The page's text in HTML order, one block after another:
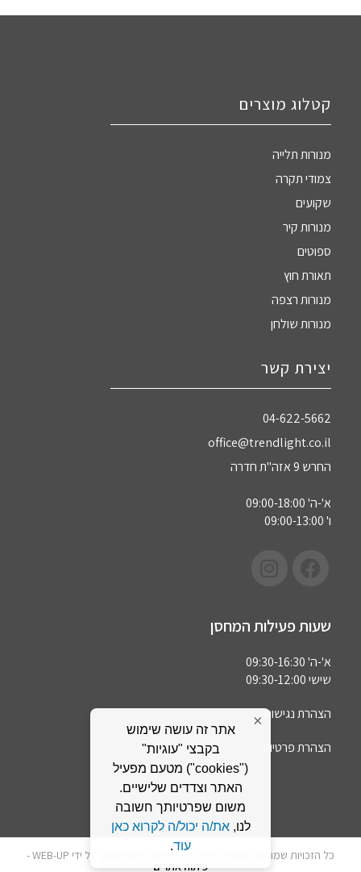
קטלוג מוצרים
מנורות תלייה
צמודי תקרה
שקועים
מנורות קיר
ספוטים
תאורת חוץ
מנורות רצפה
מנורות שולחן
יצירת קשר
04-622-5662‏
office@trendlight.co.il
החרש 9 אזה"ת חדרה
א'-ה' 09:00-18:00
ו' 09:00-13:00
שעות פעילות המחסן
א'-ה' 09:30-16:30
שישי 09:30-12:00
הצהרת נגישות
הצהרת פרטיות
כל הזכויות שמורות לחברת טרנדלייט | עיצוב ופיתוח בוצע על ידי WEB-UP -
פיתוח אתרים
×
אתר זה עושה שימוש
בקבצי "עוגיות"
("cookies") מטעם מפעיל
האתר וצדדים שלישיים.
משום שפרטיותך חשובה
לנו,את/ה יכול/ה לקרוא כאן
עוד.